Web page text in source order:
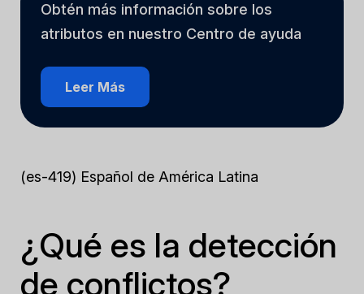
Obtén más información sobre los
atributos en nuestro Centro de ayuda
Leer Más
(es-419) Español de América Latina
¿Qué es la detección
de conflictos?